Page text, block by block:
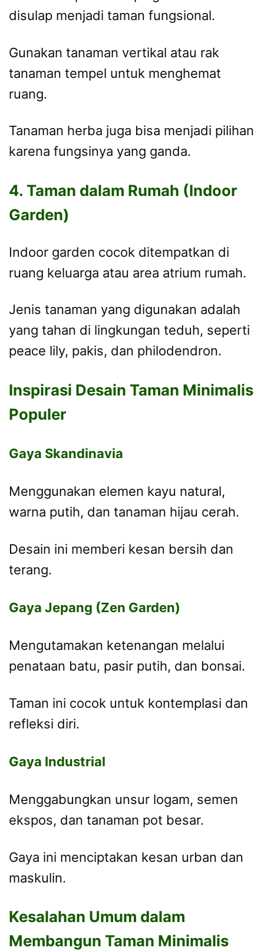
disulap menjadi taman fungsional.
Gunakan tanaman vertikal atau rak
tanaman tempel untuk menghemat
ruang.
Tanaman herba juga bisa menjadi pilihan
karena fungsinya yang ganda.
4. Taman dalam Rumah (Indoor
Garden)
Indoor garden cocok ditempatkan di
ruang keluarga atau area atrium rumah.
Jenis tanaman yang digunakan adalah
yang tahan di lingkungan teduh, seperti
peace lily, pakis, dan philodendron.
Inspirasi Desain Taman Minimalis
Populer
Gaya Skandinavia
Menggunakan elemen kayu natural,
warna putih, dan tanaman hijau cerah.
Desain ini memberi kesan bersih dan
terang.
Gaya Jepang (Zen Garden)
Mengutamakan ketenangan melalui
penataan batu, pasir putih, dan bonsai.
Taman ini cocok untuk kontemplasi dan
refleksi diri.
Gaya Industrial
Menggabungkan unsur logam, semen
ekspos, dan tanaman pot besar.
Gaya ini menciptakan kesan urban dan
maskulin.
Kesalahan Umum dalam
Membangun Taman Minimalis